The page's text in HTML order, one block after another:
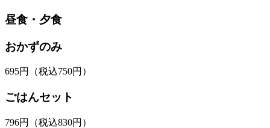
昼食・夕食
おかずのみ
695円 （税込750円）
ごはんセット
796円 （税込830円）